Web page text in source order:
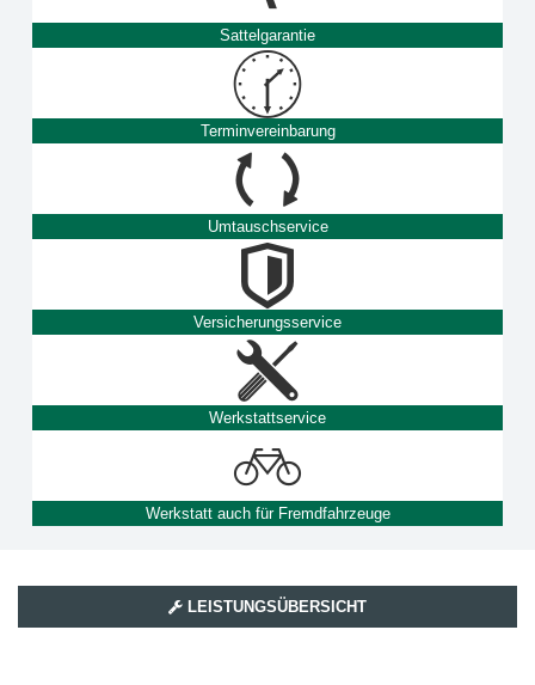
Sattelgarantie
Terminvereinbarung
Umtauschservice
Versicherungsservice
Werkstattservice
Werkstatt auch für Fremdfahrzeuge
LEISTUNGSÜBERSICHT